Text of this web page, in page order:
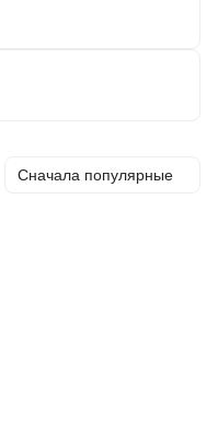
Сначала популярные